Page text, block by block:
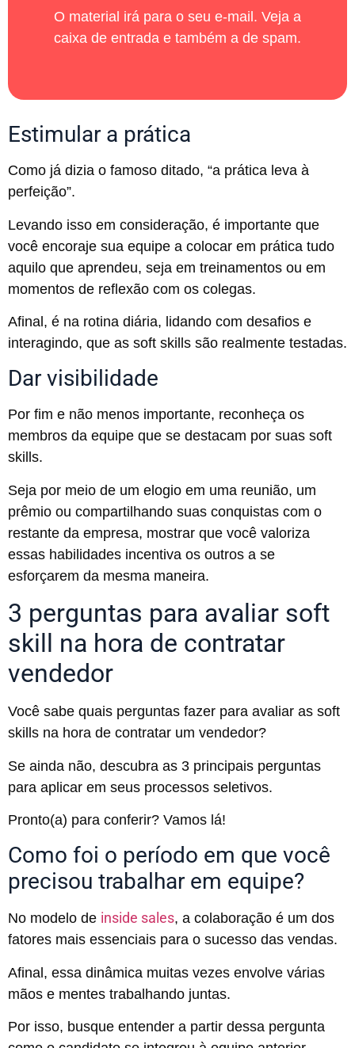
O material irá para o seu e-mail. Veja a
caixa de entrada e também a de spam.
Estimular a prática
Como já dizia o famoso ditado, “a prática leva à
perfeição”.
Levando isso em consideração, é importante que
você encoraje sua equipe a colocar em prática tudo
aquilo que aprendeu, seja em treinamentos ou em
momentos de reflexão com os colegas.
Afinal, é na rotina diária, lidando com desafios e
interagindo, que as soft skills são realmente testadas.
Dar visibilidade
Por fim e não menos importante, reconheça os
membros da equipe que se destacam por suas soft
skills.
Seja por meio de um elogio em uma reunião, um
prêmio ou compartilhando suas conquistas com o
restante da empresa, mostrar que você valoriza
essas habilidades incentiva os outros a se
esforçarem da mesma maneira.
3 perguntas para avaliar soft
skill na hora de contratar
vendedor
Você sabe quais perguntas fazer para avaliar as soft
skills na hora de contratar um vendedor?
Se ainda não, descubra as 3 principais perguntas
para aplicar em seus processos seletivos.
Pronto(a) para conferir? Vamos lá!
Como foi o período em que você
precisou trabalhar em equipe?
No modelo de inside sales, a colaboração é um dos
fatores mais essenciais para o sucesso das vendas.
Afinal, essa dinâmica muitas vezes envolve várias
mãos e mentes trabalhando juntas.
Por isso, busque entender a partir dessa pergunta